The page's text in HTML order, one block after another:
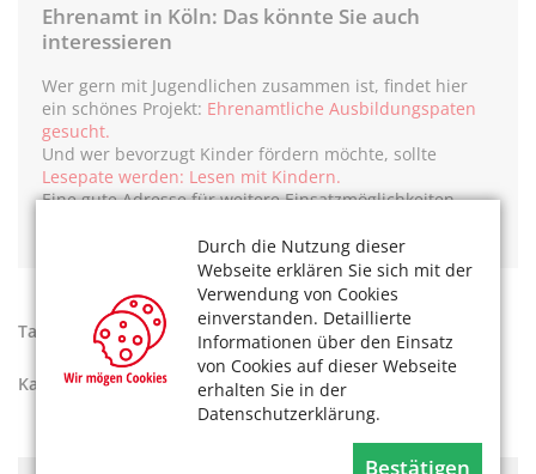
Durch die Nutzung dieser
Webseite erklären Sie sich mit der
Verwendung von Cookies
einverstanden. Detaillierte
Informationen über den Einsatz
von Cookies auf dieser Webseite
erhalten Sie in der
Datenschutzerklärung.
Bestätigen
Ehrenamt in Köln: Das könnte Sie auch
interessieren
Wer gern mit Jugendlichen zusammen ist, findet hier
ein schönes Projekt: Ehrenamtliche Ausbildungspaten
gesucht.
Und wer bevorzugt Kinder fördern möchte, sollte
Lesepate werden: Lesen mit Kindern.
Eine gute Adresse für weitere Einsatzmöglichkeiten
Tags: Ehrenamt und Freiwilligkeit , Wohnen in Köln
Kategorien: Aktiv werden